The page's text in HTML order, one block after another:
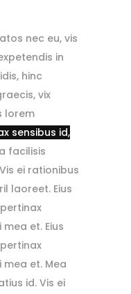
nec eu, vis
in
hinc
vix
lorem
sensibus id,
facilisis
ei rationibus
laoreet. Eius
mea et. Eius
mea et. Mea
id. Vis ei